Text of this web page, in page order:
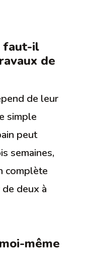
faut-il
de
de leur
simple
peut
semaines,
complète
de deux à
même